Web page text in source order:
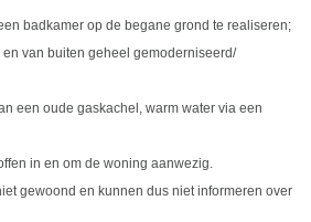
badkamer op de begane grond te realiseren;
van buiten geheel gemoderniseerd/
een oude gaskachel, warm water via een
in en om de woning aanwezig.
gewoond en kunnen dus niet informeren over